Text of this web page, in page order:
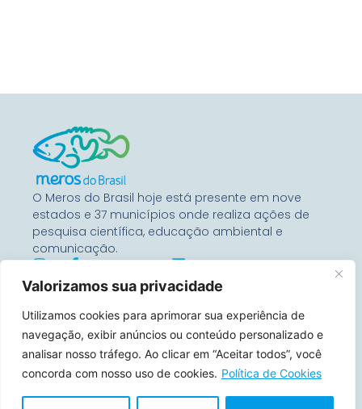
Valorizamos sua privacidade
Utilizamos cookies para aprimorar sua experiência de
navegação, exibir anúncios ou conteúdo personalizado e
analisar nosso tráfego. Ao clicar em “Aceitar todos”, você
concorda com nosso uso de cookies. Política de Cookies
O Meros do Brasil hoje está presente em nove
estados e 37 municípios onde realiza ações de
pesquisa científica, educação ambiental e
comunicação.
Entre Em Contato
Rua Benjamin Constant, 67
Conj 1104 – 80060-020
Curitiba, Paraná, Brasil
contato@merosdobrasil.org